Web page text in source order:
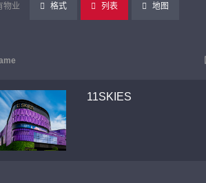
物业 格式 列表 地图
11SKIES